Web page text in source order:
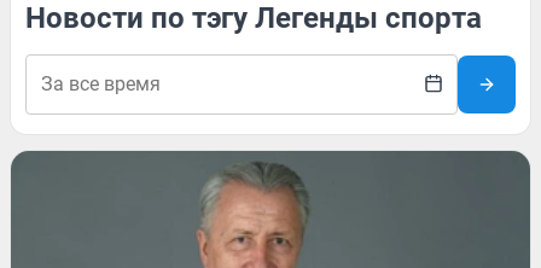
Новости по тэгу Легенды спорта